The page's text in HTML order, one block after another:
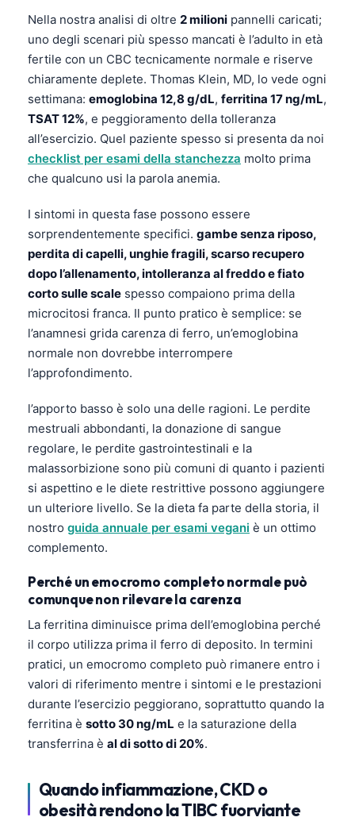
Nella nostra analisi di oltre 2 milioni pannelli caricati;
uno degli scenari più spesso mancati è l’adulto in età
fertile con un CBC tecnicamente normale e riserve
chiaramente deplete. Thomas Klein, MD, lo vede ogni
settimana: emoglobina 12,8 g/dL, ferritina 17 ng/mL,
TSAT 12%, e peggioramento della tolleranza
all’esercizio. Quel paziente spesso si presenta da noi
checklist per esami della stanchezza molto prima
che qualcuno usi la parola anemia.
I sintomi in questa fase possono essere
sorprendentemente specifici. gambe senza riposo,
perdita di capelli, unghie fragili, scarso recupero
dopo l’allenamento, intolleranza al freddo e fiato
corto sulle scale spesso compaiono prima della
microcitosi franca. Il punto pratico è semplice: se
l’anamnesi grida carenza di ferro, un’emoglobina
normale non dovrebbe interrompere
l’approfondimento.
l’apporto basso è solo una delle ragioni. Le perdite
mestruali abbondanti, la donazione di sangue
regolare, le perdite gastrointestinali e la
malassorbizione sono più comuni di quanto i pazienti
si aspettino e le diete restrittive possono aggiungere
un ulteriore livello. Se la dieta fa parte della storia, il
nostro guida annuale per esami vegani è un ottimo
complemento.
Perché un emocromo completo normale può
comunque non rilevare la carenza
La ferritina diminuisce prima dell’emoglobina perché
il corpo utilizza prima il ferro di deposito. In termini
pratici, un emocromo completo può rimanere entro i
valori di riferimento mentre i sintomi e le prestazioni
durante l’esercizio peggiorano, soprattutto quando la
ferritina è sotto 30 ng/mL e la saturazione della
transferrina è al di sotto di 20%.
Quando infiammazione, CKD o
obesità rendono la TIBC fuorviante
मराठी
தமிழ்
ગુજરાતી
ಕನ್ನಡ
മലയാളം
Bahasa Melayu
Tiếng Việt
ភាសាខ្មែរ
Kiswahili
አማርኛ
Українська
O‘zbekcha
Қазақ тілі
Suomi
Slovenčina
كوردی‎
සිංහල
অসমীয়া
Galego
Latviešu valoda
Македонски јазик
Euskara
Gàidhlig